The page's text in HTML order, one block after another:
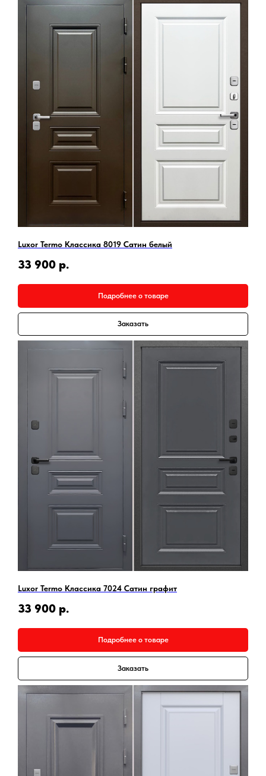
Luxor Termo Классика 8019 Сатин белый
33 900 р.
Подробнее о товаре
Заказать
Luxor Termo Классика 7024 Сатин графит
33 900 р.
Подробнее о товаре
Заказать